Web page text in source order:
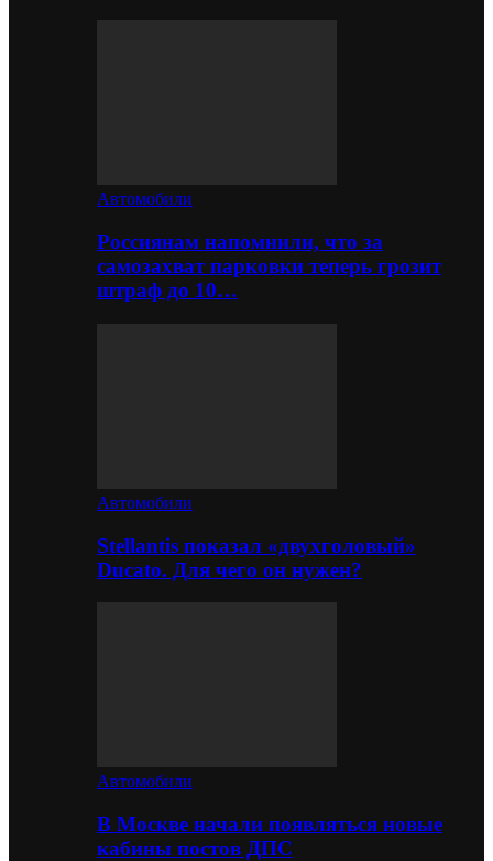
Автомобили
Россиянам напомнили, что за
самозахват парковки теперь грозит
штраф до 10…
Автомобили
Stellantis показал «двухголовый»
Ducato. Для чего он нужен?
Автомобили
В Москве начали появляться новые
кабины постов ДПС